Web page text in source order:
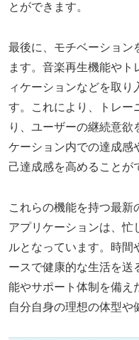
とができます。
最後に、モチベーション
ます。音楽再生機能やト
ィケーションなどを取り
す。これにより、トレー
り、ユーザーの継続意欲
ケーション内での達成感
己達成感を高めることが
これらの機能を持つ最新
アプリケーションは、忙
ルとなっています。時間
ースで健康的な生活を送
能やサポート体制を備え
自分自身の理想の体型や